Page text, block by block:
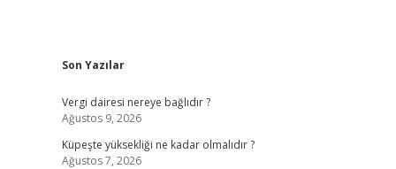
Sidebar
Son Yazılar
Vergi dairesi nereye bağlıdır ?
Ağustos 9, 2026
Küpeşte yüksekliği ne kadar olmalıdır ?
Ağustos 7, 2026